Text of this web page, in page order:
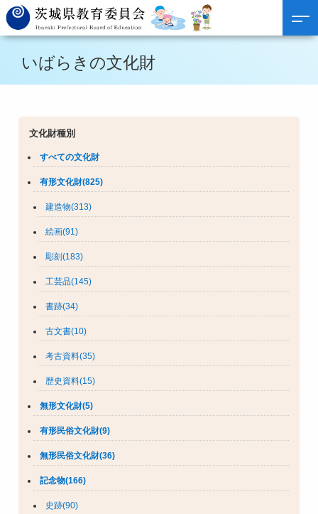
いばらきの文化財
文化財種別
すべての文化財
有形文化財(825)
建造物(313)
絵画(91)
彫刻(183)
工芸品(145)
書跡(34)
古文書(10)
考古資料(35)
歴史資料(15)
無形文化財(5)
有形民俗文化財(9)
無形民俗文化財(36)
記念物(166)
史跡(90)